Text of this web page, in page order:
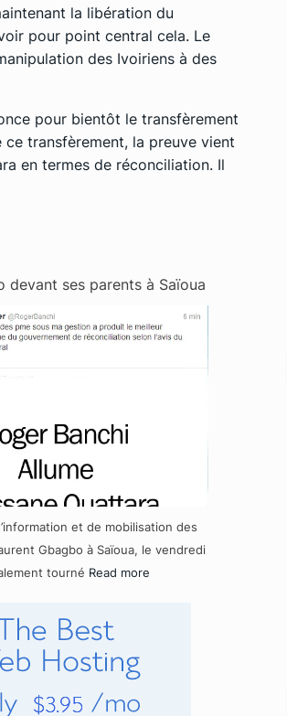
la libération du
pour point central cela. Le
des Ivoiriens à des
pour bientôt le transfèrement
ce transfèrement, la preuve vient
en termes de réconciliation. Il
devant ses parents à Saïoua
et de mobilisation des
Gbagbo à Saïoua, le vendredi
tourné Read more